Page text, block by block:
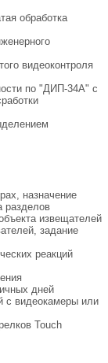
обработка
видеоконтроля
по "ДИП-34А" с
назначение
разделов
извещателей
задание
реакций
дней
с видеокамеры или
Touch